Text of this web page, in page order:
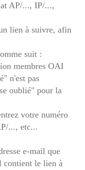
AP/..., IP/...,
lien à suivre, afin
suit :
membres OAI
n'est pas
oublié" pour la
votre numéro
..., etc...
e-mail que
contient le lien à